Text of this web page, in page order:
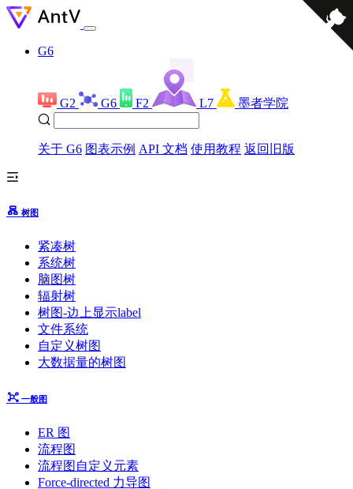
G6
G2 G6 F2 L7 墨者学院
关于 G6 图表示例 API 文档 使用教程 返回旧版
树图
紧凑树
系统树
脑图树
辐射树
树图-边上显示label
文件系统
自定义树图
大数据量的树图
一般图
ER 图
流程图
流程图自定义元素
Force-directed 力导图